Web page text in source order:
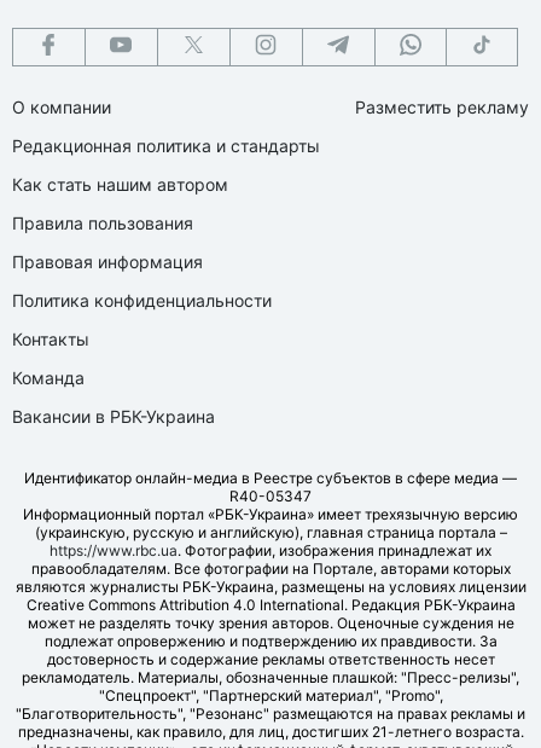
О компании
Редакционная политика и стандарты
Как стать нашим автором
Правила пользования
Правовая информация
Политика конфиденциальности
Контакты
Команда
Вакансии в РБК-Украина
Разместить рекламу
Идентификатор онлайн-медиа в Реестре субъектов в сфере медиа —
R40-05347
Информационный портал «РБК-Украина» имеет трехязычную версию
(украинскую, русскую и английскую), главная страница портала –
https://www.rbc.ua. Фотографии, изображения принадлежат их
правообладателям. Все фотографии на Портале, авторами которых
являются журналисты РБК-Украина, размещены на условиях лицензии
Creative Commons Attribution 4.0 International. Редакция РБК-Украина
может не разделять точку зрения авторов. Оценочные суждения не
подлежат опровержению и подтверждению их правдивости. За
достоверность и содержание рекламы ответственность несет
рекламодатель. Материалы, обозначенные плашкой: "Пресс-релизы",
"Спецпроект", "Партнерский материал", "Promo",
"Благотворительность", "Резонанс" размещаются на правах рекламы и
предназначены, как правило, для лиц, достигших 21-летнего возраста.